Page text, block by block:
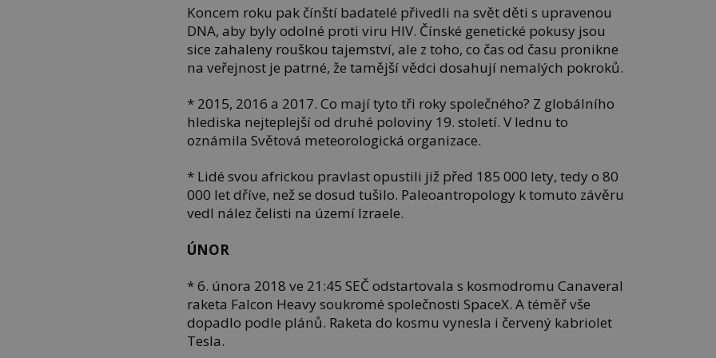
Koncem roku pak čínští badatelé přivedli na svět děti s upravenou
DNA, aby byly odolné proti viru HIV. Čínské genetické pokusy jsou
sice zahaleny rouškou tajemství, ale z toho, co čas od času pronikne
na veřejnost je patrné, že tamější vědci dosahují nemalých pokroků.
* 2015, 2016 a 2017. Co mají tyto tři roky společného? Z globálního
hlediska nejteplejší od druhé poloviny 19. století. V lednu to
oznámila Světová meteorologická organizace.
* Lidé svou africkou pravlast opustili již před 185 000 lety, tedy o 80
000 let dříve, než se dosud tušilo. Paleoantropology k tomuto závěru
vedl nález čelisti na území Izraele.
ÚNOR
* 6. února 2018 ve 21:45 SEČ odstartovala s kosmodromu Canaveral
raketa Falcon Heavy soukromé společnosti SpaceX. A téměř vše
dopadlo podle plánů. Raketa do kosmu vynesla i červený kabriolet
Tesla.